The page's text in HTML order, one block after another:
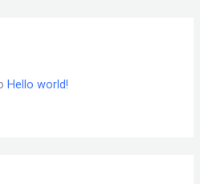
Hello world!